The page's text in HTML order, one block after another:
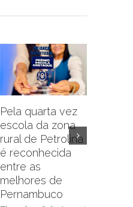
Pela quarta vez
escola da zona
rural de Petrolina
é reconhecida
entre as
melhores de
Pernambuco